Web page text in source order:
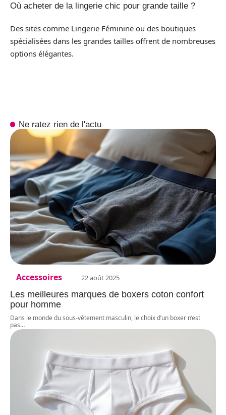
Où acheter de la lingerie chic pour grande taille ?
Des sites comme Lingerie Féminine ou des boutiques
spécialisées dans les grandes tailles offrent de nombreuses
options élégantes.
Ne ratez rien de l'actu
Accessoires 22 août 2025
Les meilleures marques de boxers coton confort
pour homme
Dans le monde du sous-vêtement masculin, le choix d’un boxer n’est
pas…